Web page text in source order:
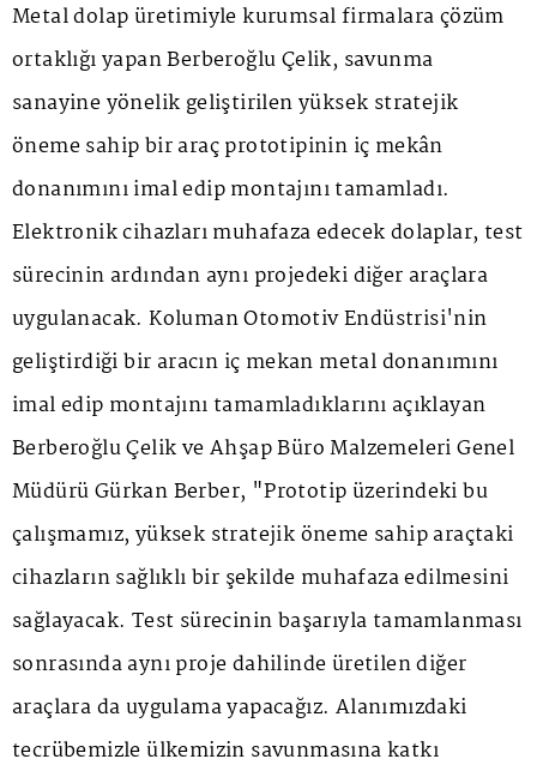
Metal dolap üretimiyle kurumsal firmalara çözüm
ortaklığı yapan Berberoğlu Çelik, savunma
sanayine yönelik geliştirilen yüksek stratejik
öneme sahip bir araç prototipinin iç mekân
donanımını imal edip montajını tamamladı.
Elektronik cihazları muhafaza edecek dolaplar, test
sürecinin ardından aynı projedeki diğer araçlara
uygulanacak. Koluman Otomotiv Endüstrisi'nin
geliştirdiği bir aracın iç mekan metal donanımını
imal edip montajını tamamladıklarını açıklayan
Berberoğlu Çelik ve Ahşap Büro Malzemeleri Genel
Müdürü Gürkan Berber, "Prototip üzerindeki bu
çalışmamız, yüksek stratejik öneme sahip araçtaki
cihazların sağlıklı bir şekilde muhafaza edilmesini
sağlayacak. Test sürecinin başarıyla tamamlanması
sonrasında aynı proje dahilinde üretilen diğer
araçlara da uygulama yapacağız. Alanımızdaki
tecrübemizle ülkemizin savunmasına katkı